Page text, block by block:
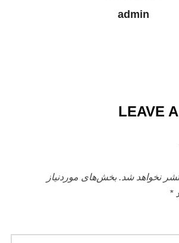
admin
LEAVE
نخواهد شد. بخش‌های موردنیاز
*